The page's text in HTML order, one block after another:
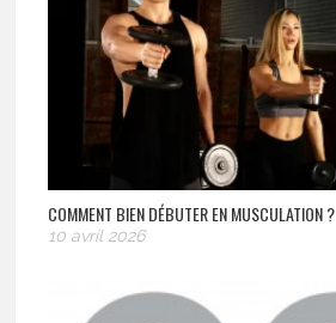
COMMENT BIEN DÉBUTER EN MUSCULATION ?
10 avril 2026